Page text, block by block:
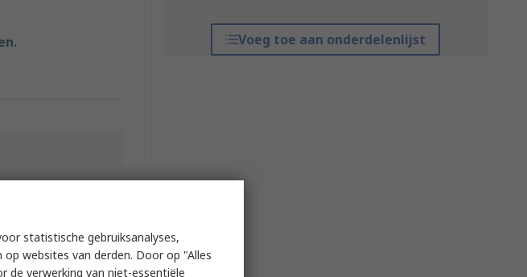
Voeg toe aan onderdelenlijst
Speed Particles
statistische gebruiksanalyses,
websites van derden. Door op "Alles
verwerking van niet-essentiële